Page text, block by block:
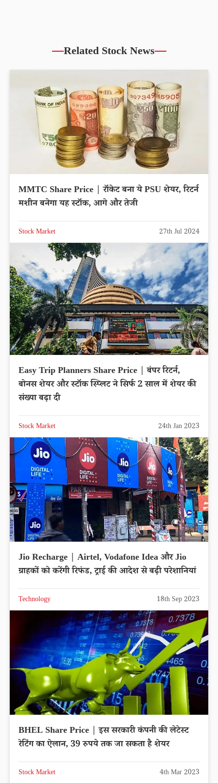
Related Stock News
MMTC Share Price | रॉकेट बना ये PSU शेयर, रिटर्न
मशीन बनेगा यह स्टॉक, आगे और तेजी
Stock Market 27th Jul 2024
Easy Trip Planners Share Price | बंपर रिटर्न,
बोनस शेयर और स्टॉक स्प्लिट ने सिर्फ 2 साल में शेयर की
संख्या बढ़ा दी
Stock Market 24th Jan 2023
Jio Recharge | Airtel, Vodafone Idea और Jio
ग्राहकों को करेंगी रिफंड, ट्राई की आदेश से बढ़ी परेशानियां
Technology 18th Sep 2023
BHEL Share Price | इस सरकारी कंपनी की लेटेस्ट
रेटिंग का ऐलान, 39 रुपये तक जा सकता है शेयर
Stock Market 4th Mar 2023